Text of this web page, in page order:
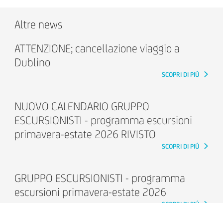
Altre news
ATTENZIONE; cancellazione viaggio a
Dublino
SCOPRI DI PIÚ
NUOVO CALENDARIO GRUPPO
ESCURSIONISTI - programma escursioni
primavera-estate 2026 RIVISTO
SCOPRI DI PIÚ
GRUPPO ESCURSIONISTI - programma
escursioni primavera-estate 2026